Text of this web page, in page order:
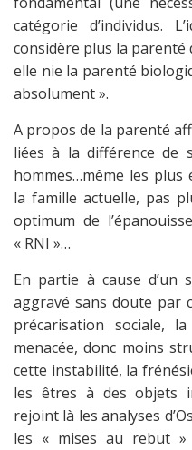
catégorie d’individus.
considère plus la parenté
elle nie la parenté
absolument ».
A propos de la parenté
liées à la différence de
hommes…même les plus
la famille actuelle, pas
optimum de
« RNI »…
En partie à cause d’un
aggravé sans doute par
précarisation sociale,
menacée, donc moins
cette instabilité, la
les êtres à des objets
rejoint là les analyses
les « mises au rebut